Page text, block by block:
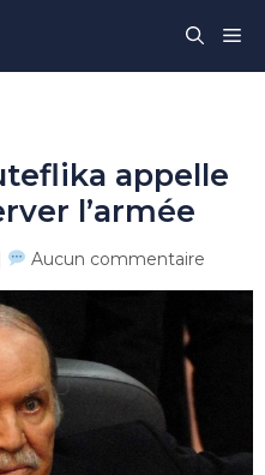
appelle
l’armée
Aucun commentaire